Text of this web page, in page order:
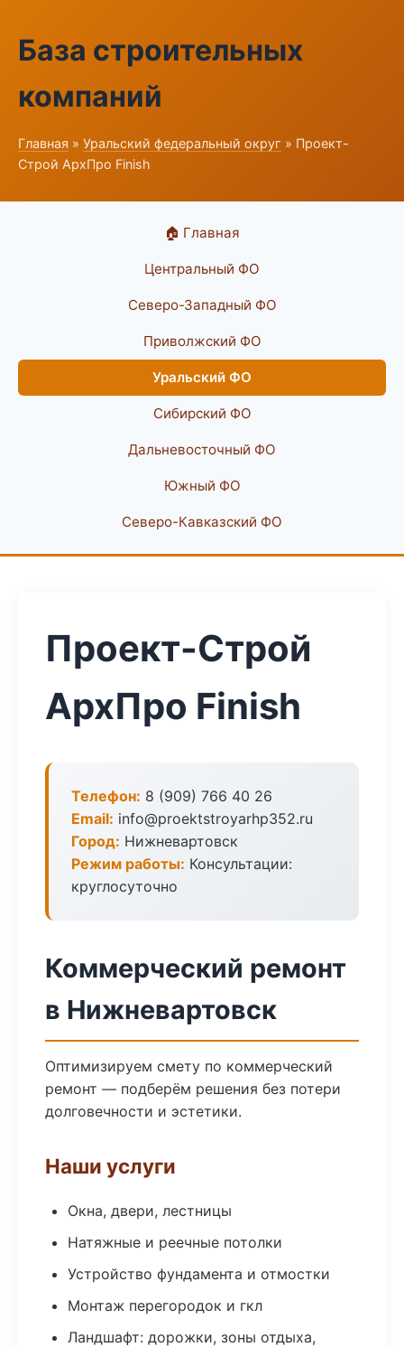
База строительных
компаний
Главная » Уральский федеральный округ » Проект-
Строй АрхПро Finish
🏠 Главная
Центральный ФО
Северо-Западный ФО
Приволжский ФО
Уральский ФО
Сибирский ФО
Дальневосточный ФО
Южный ФО
Северо-Кавказский ФО
Проект-Строй
АрхПро Finish
Телефон: 8 (909) 766 40 26
Email: info@proektstroyarhp352.ru
Город: Нижневартовск
Режим работы: Консультации:
круглосуточно
Коммерческий ремонт
в Нижневартовск
Оптимизируем смету по коммерческий
ремонт — подберём решения без потери
долговечности и эстетики.
Наши услуги
Окна, двери, лестницы
Натяжные и реечные потолки
Устройство фундамента и отмостки
Монтаж перегородок и гкл
Ландшафт: дорожки, зоны отдыха,